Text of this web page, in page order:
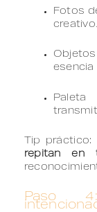
Fotos
creativo.
esencia
Tip práctico:
repitan en
Paso